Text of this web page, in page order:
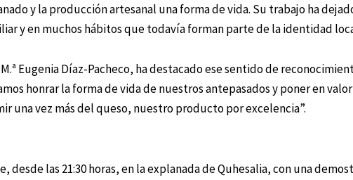
y la producción artesanal una forma de vida. Su trabajo ha
y en muchos hábitos que todavía forman parte de la identidad
Eugenia Díaz-Pacheco, ha destacado ese sentido de
honrar la forma de vida de nuestros antepasados y poner en
una vez más del queso, nuestro producto por excelencia”.
desde las 21:30 horas, en la explanada de Quhesalia, con una